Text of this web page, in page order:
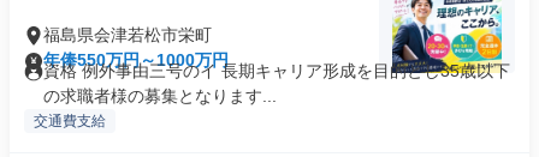
福島県会津若松市栄町
年俸550万円～1000万円
資格 例外事由三号のイ 長期キャリア形成を目的とし35歳以下
の求職者様の募集となります...
交通費支給